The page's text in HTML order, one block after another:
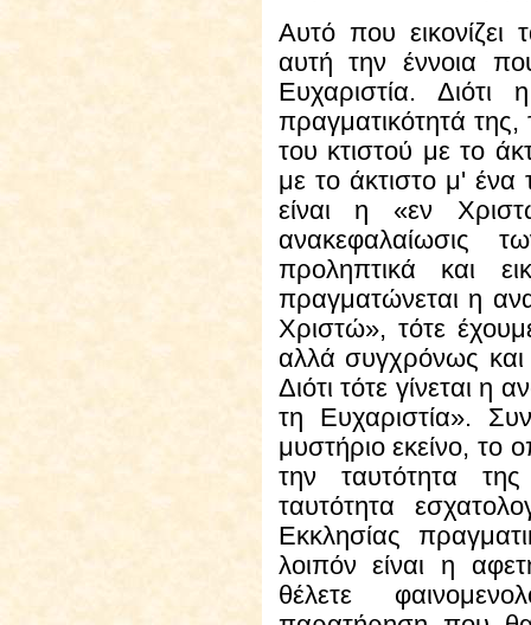
Αυτό που
αυτή την έννοια
Ευχαριστία. Διότι
πραγματικότητά της,
του κτιστού με το
με το άκτιστο μ' ένα
είναι η «εν
ανακεφαλαίωσις
προληπτικά και
πραγματώνεται η
Χριστώ», τότε
αλλά συγχρόνως και
Διότι τότε γίνεται
τη Ευχαριστία».
μυστήριο εκείνο, το
την ταυτότητα
ταυτότητα
Εκκλησίας
λοιπόν είναι η
θέλετε